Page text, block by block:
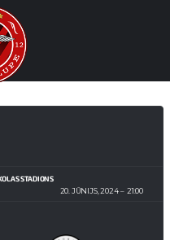
STADIONS
20. JŪNIJS, 2024
21:00